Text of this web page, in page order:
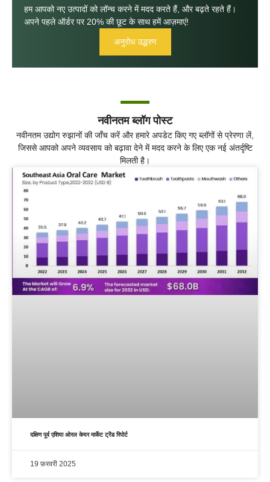
हम आपको नए उत्पादों को लॉन्च करने में मदद करते हैं, और बढ़ते रहते हैं।
अपने पहले ऑर्डर पर 20% की छूट के साथ हमें आज़माएं!
अनुरोध उद्धरण
नवीनतम ब्लॉग पोस्ट
नवीनतम उद्योग रुझानों की जाँच करें और हमारे अपडेट किए गए ब्लॉगों से प्रेरणा लें,
जिससे आपको अपने व्यवसाय को बढ़ावा देने में मदद करने के लिए एक नई अंतर्दृष्टि
मिलती है।
दक्षिण पूर्व एशिया ओरल केयर मार्केट ट्रेंड रिपोर्ट
19 फ़रवरी 2025